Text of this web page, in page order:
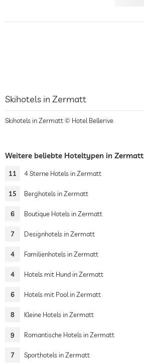
Skihotels in Zermatt
Skihotels in Zermatt © Hotel Bellerive
Weitere beliebte Hoteltypen in Zermatt
11 4 Sterne Hotels in Zermatt
15 Berghotels in Zermatt
6 Boutique Hotels in Zermatt
7 Designhotels in Zermatt
4 Familienhotels in Zermatt
4 Hotels mit Hund in Zermatt
6 Hotels mit Pool in Zermatt
8 Kleine Hotels in Zermatt
9 Romantische Hotels in Zermatt
7 Sporthotels in Zermatt